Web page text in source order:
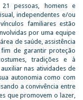
pessoas, homens e
independentes e/ou
familiares estão
por uma equipe
de saúde, assistência
de garantir proteção
tradições e à
nas atividades de
autonomia como com
a convivência entre
que promovem o lazer,